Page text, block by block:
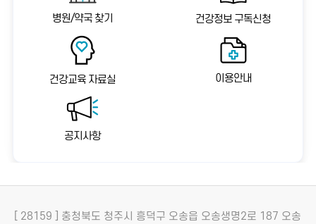
병원/약국 찾기 건강정보 구독신청
건강교육 자료실 이용안내
공지사항
[ 28159 ] 충청북도 청주시 흥덕구 오송읍 오송생명2로 187 오송